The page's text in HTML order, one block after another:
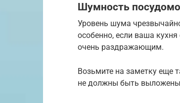
Шумность
Уровень шума
особенно, если ваша
очень раздражающим.
Возьмите на заметку еще
не должны быть выложены